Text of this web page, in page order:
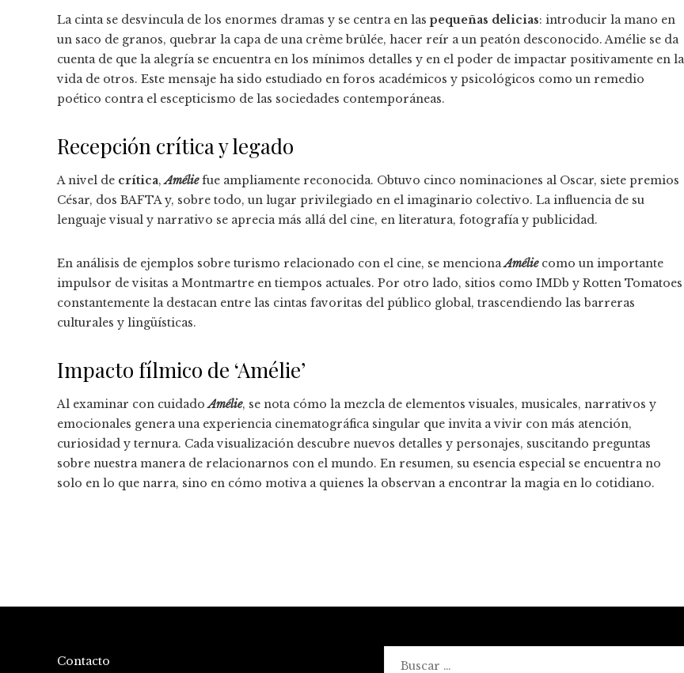
La cinta se desvincula de los enormes dramas y se centra en laspequeñas delicias: introducir la mano en
un saco de granos, quebrar la capa de una crème brûlée, hacer reír a un peatón desconocido. Amélie se da
cuenta de que la alegría se encuentra en los mínimos detalles y en el poder de impactar positivamente en la
vida de otros. Este mensaje ha sido estudiado en foros académicos y psicológicos como un remedio
poético contra el escepticismo de las sociedades contemporáneas.
Recepción crítica y legado
A nivel de crítica,Améliefue ampliamente reconocida. Obtuvo cinco nominaciones al Oscar, siete premios
César, dos BAFTA y, sobre todo, un lugar privilegiado en el imaginario colectivo. La influencia de su
lenguaje visual y narrativo se aprecia más allá del cine, en literatura, fotografía y publicidad.
En análisis de ejemplos sobre turismo relacionado con el cine, se mencionaAméliecomo un importante
impulsor de visitas a Montmartre en tiempos actuales. Por otro lado, sitios como IMDb y Rotten Tomatoes
constantemente la destacan entre las cintas favoritas del público global, trascendiendo las barreras
culturales y lingüísticas.
Impacto fílmico de ‘Amélie’
Al examinar con cuidadoAmélie, se nota cómo la mezcla de elementos visuales, musicales, narrativos y
emocionales genera una experiencia cinematográfica singular que invita a vivir con más atención,
curiosidad y ternura. Cada visualización descubre nuevos detalles y personajes, suscitando preguntas
sobre nuestra manera de relacionarnos con el mundo. En resumen, su esencia especial se encuentra no
solo en lo que narra, sino en cómo motiva a quienes la observan a encontrar la magia en lo cotidiano.
Contacto